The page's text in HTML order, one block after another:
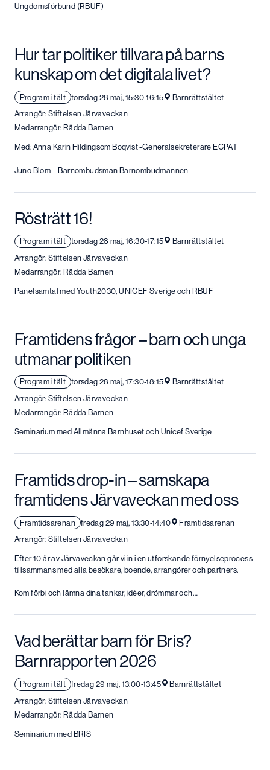
Ungdomsförbund (RBUF)
Hur tar politiker tillvara på barns
kunskap om det digitala livet?
Program i tält torsdag 28 maj, 15:30-16:15
Barnrättstältet
Arrangör: Stiftelsen Järvaveckan
Medarrangör: Rädda Barnen
Med: Anna Karin Hildingsom Boqvist -Generalsekreterare ECPAT
Juno Blom – Barnombudsman Barnombudmannen
Rösträtt 16!
Program i tält torsdag 28 maj, 16:30-17:15
Barnrättstältet
Arrangör: Stiftelsen Järvaveckan
Medarrangör: Rädda Barnen
Panelsamtal med Youth2030, UNICEF Sverige och RBUF
Framtidens frågor – barn och unga
utmanar politiken
Program i tält torsdag 28 maj, 17:30-18:15
Barnrättstältet
Arrangör: Stiftelsen Järvaveckan
Medarrangör: Rädda Barnen
Seminarium med Allmänna Barnhuset och Unicef Sverige
Framtids drop-in – samskapa
framtidens Järvaveckan med oss
Framtidsarenan fredag 29 maj, 13:30-14:40
Framtidsarenan
Arrangör: Stiftelsen Järvaveckan
Efter 10 år av Järvaveckan går vi in i en utforskande förnyelseprocess
tillsammans med alla besökare, boende, arrangörer och partners.
Kom förbi och lämna dina tankar, idéer, drömmar och…
Vad berättar barn för Bris?
Barnrapporten 2026
Program i tält fredag 29 maj, 13:00-13:45
Barnrättstältet
Arrangör: Stiftelsen Järvaveckan
Medarrangör: Rädda Barnen
Seminarium med BRIS